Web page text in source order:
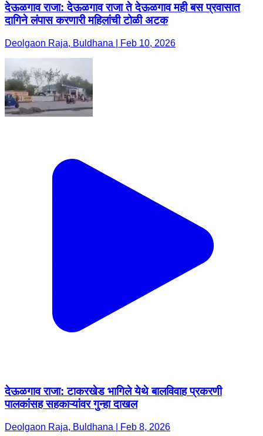
देऊळगाव राजा: देऊळगाव राजा ते देऊळगाव मही बस प्रवासात
दागिने लंपास करणारी महिलांची टोळी अटक
Deolgaon Raja, Buldhana | Feb 10, 2026
देऊळगाव राजा: टाकरखेड भागिले येथे बालविवाह प्रकरणी
पालकांसह सहकाऱ्यांवर गुन्हा दाखल
Deolgaon Raja, Buldhana | Feb 8, 2026